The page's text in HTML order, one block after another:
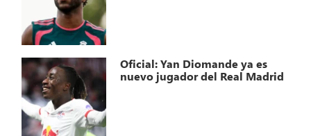
Oficial: Yan Diomande ya es
nuevo jugador del Real Madrid